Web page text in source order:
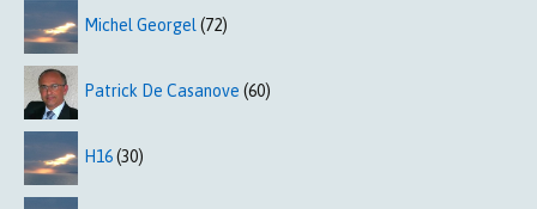
Michel Georgel (72)
Patrick De Casanove (60)
H16(30)